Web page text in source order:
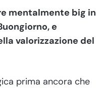
mentalmente big in
e
valorizzazione del
prima ancora che